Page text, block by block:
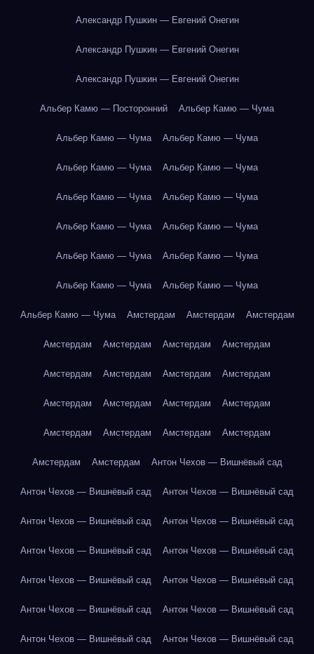
Александр Пушкин — Евгений Онегин
Александр Пушкин — Евгений Онегин
Александр Пушкин — Евгений Онегин
Альбер Камю — Посторонний Альбер Камю — Чума
Альбер Камю — Чума Альбер Камю — Чума
Альбер Камю — Чума Альбер Камю — Чума
Альбер Камю — Чума Альбер Камю — Чума
Альбер Камю — Чума Альбер Камю — Чума
Альбер Камю — Чума Альбер Камю — Чума
Альбер Камю — Чума Альбер Камю — Чума
Альбер Камю — Чума Амстердам Амстердам Амстердам
Амстердам Амстердам Амстердам Амстердам
Амстердам Амстердам Амстердам Амстердам
Амстердам Амстердам Амстердам Амстердам
Амстердам Амстердам Амстердам Амстердам
Амстердам Амстердам Антон Чехов — Вишнёвый сад
Антон Чехов — Вишнёвый сад Антон Чехов — Вишнёвый сад
Антон Чехов — Вишнёвый сад Антон Чехов — Вишнёвый сад
Антон Чехов — Вишнёвый сад Антон Чехов — Вишнёвый сад
Антон Чехов — Вишнёвый сад Антон Чехов — Вишнёвый сад
Антон Чехов — Вишнёвый сад Антон Чехов — Вишнёвый сад
Антон Чехов — Вишнёвый сад Антон Чехов — Вишнёвый сад